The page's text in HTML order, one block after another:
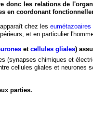
donc les relations de
en coordonant
chez leseumétazoaires
et en particulier
etcellules gliales)
(synapses chimiques et
cellules gliales et neurones
parties.